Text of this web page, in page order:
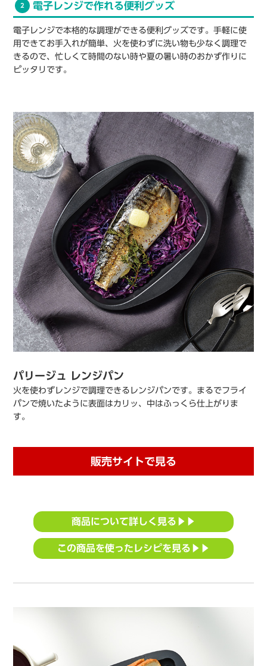
2 電子レンジで作れる便利グッズ
電子レンジで本格的な調理ができる便利グッズです。手軽に使
用できてお手入れが簡単、火を使わずに洗い物も少なく調理で
きるので、忙しくて時間のない時や夏の暑い時のおかず作りに
ピッタリです。
パリージュ レンジパン
火を使わずレンジで調理できるレンジパンです。まるでフライ
パンで焼いたように表面はカリッ、中はふっくら仕上がりま
す。
販売サイトで見る
商品について詳しく見る▶▶
この商品を使ったレシピを見る▶▶